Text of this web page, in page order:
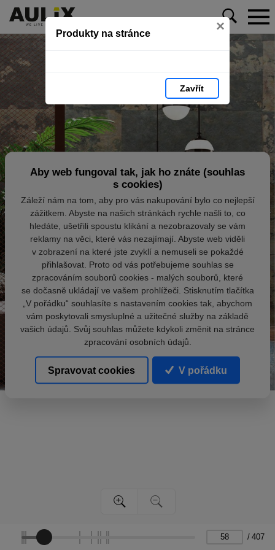
Produkty na stránce ×
Zavřít
/ 407
Aby web fungoval tak, jak ho znáte (souhlas
s cookies)
Záleží nám na tom, aby pro vás nakupování bylo co nejlepší
zážitkem. Abyste na našich stránkách rychle našli to, co
hledáte, ušetřili spoustu klikání a nezobrazovaly se vám
reklamy na věci, které vás nezajímají. Abyste web viděli
v zobrazení na které jste zvyklí a nemuseli se pokaždé
přihlašovat. Proto od vás potřebujeme souhlas se
zpracováním souborů cookies - malých souborů, které
se dočasně ukládají ve vašem prohlížeči. Stisknutím tlačítka
„V pořádku“ souhlasíte s nastavením cookies tak, abychom
vám poskytovali smysluplné a užitečné služby na základě
vašich údajů. Svůj souhlas můžete kdykoli změnit na stránce
zpracování osobních údajů.
Spravovat cookies V pořádku